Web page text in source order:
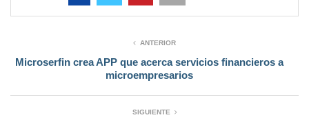
ANTERIOR
Microserfin crea APP que acerca servicios financieros a
microempresarios
SIGUIENTE